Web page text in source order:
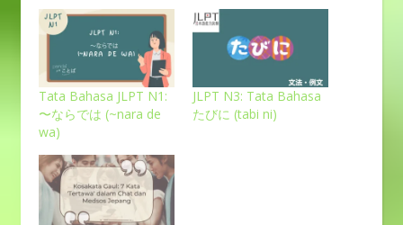
Tata Bahasa JLPT N1:
〜ならでは (~nara de
wa)
JLPT N3: Tata Bahasa
たびに (tabi ni)